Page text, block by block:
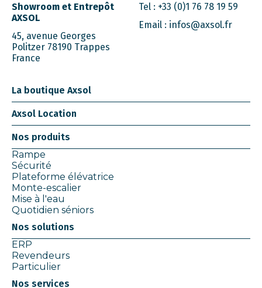
Showroom et Entrepôt
AXSOL
45, avenue Georges
Politzer 78190 Trappes
France
Tel : +33 (0)1 76 78 19 59
Email : infos@axsol.fr
La boutique Axsol
Axsol Location
Nos produits
Rampe
Sécurité
Plateforme élévatrice
Monte-escalier
Mise à l'eau
Quotidien séniors
Nos solutions
ERP
Revendeurs
Particulier
Nos services